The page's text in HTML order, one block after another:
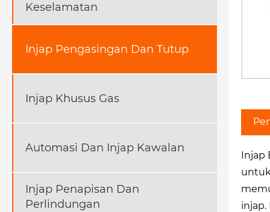
Keselamatan
Injap Pengasingan Dan Tutup
Injap Khusus Gas
Automasi Dan Injap Kawalan
Injap Penapisan Dan
Perlindungan
Injap